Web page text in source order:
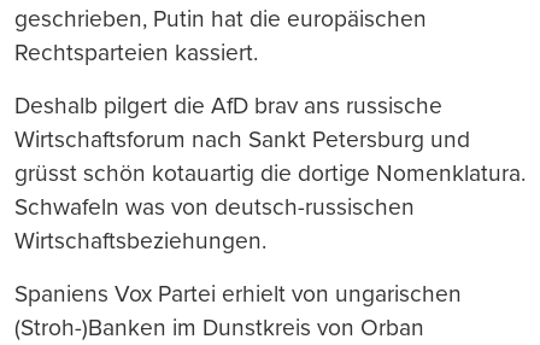
geschrieben, Putin hat die europäischen
Rechtsparteien kassiert.
Deshalb pilgert die AfD brav ans russische
Wirtschaftsforum nach Sankt Petersburg und
grüsst schön kotauartig die dortige Nomenklatura.
Schwafeln was von deutsch-russischen
Wirtschaftsbeziehungen.
Spaniens Vox Partei erhielt von ungarischen
(Stroh-)Banken im Dunstkreis von Orban